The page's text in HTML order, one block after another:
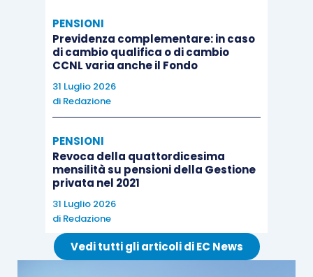
PENSIONI
Previdenza complementare: in caso
di cambio qualifica o di cambio
CCNL varia anche il Fondo
31 Luglio 2026
di Redazione
PENSIONI
Revoca della quattordicesima
mensilità su pensioni della Gestione
privata nel 2021
31 Luglio 2026
di Redazione
Vedi tutti gli articoli di EC News